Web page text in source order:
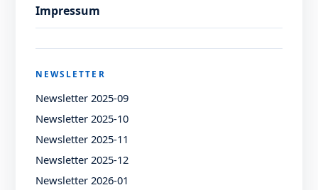
Impressum
NEWSLETTER
Newsletter 2025-09
Newsletter 2025-10
Newsletter 2025-11
Newsletter 2025-12
Newsletter 2026-01